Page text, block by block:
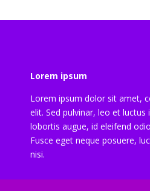
Lorem ipsum
Lorem ipsum dolor sit amet,
elit. Sed pulvinar, leo et luctus
lobortis augue, id eleifend
Fusce eget neque posuere,
nisi.